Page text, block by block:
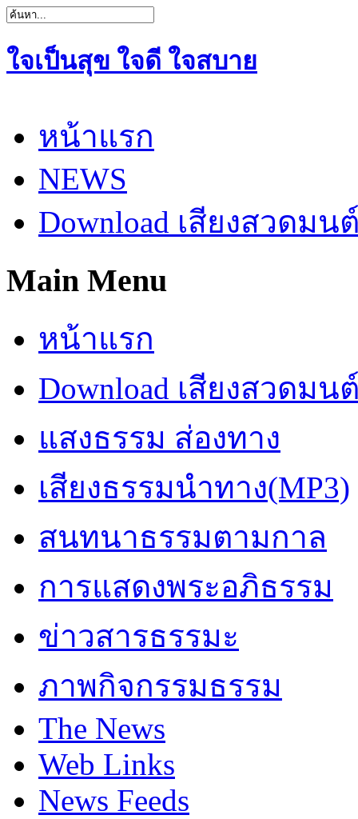
ใจเป็นสุข ใจดี ใจสบาย
หน้าแรก
NEWS
Download เสียงสวดมน
Main Menu
หน้าแรก
Download เสียงสวดมน
แสงธรรม ส่องทาง
เสียงธรรมนำทาง(MP3)
สนทนาธรรมตามกาล
การแสดงพระอภิธรรม
ข่าวสารธรรมะ
ภาพกิจกรรมธรรม
The News
Web Links
News Feeds